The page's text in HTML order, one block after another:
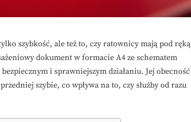
szybkość, ale też to, czy ratownicy mają pod ręką
dokument w formacie A4 ze schematem
i sprawniejszym działaniu. Jej obecność
szybie, co wpływa na to, czy służby od razu